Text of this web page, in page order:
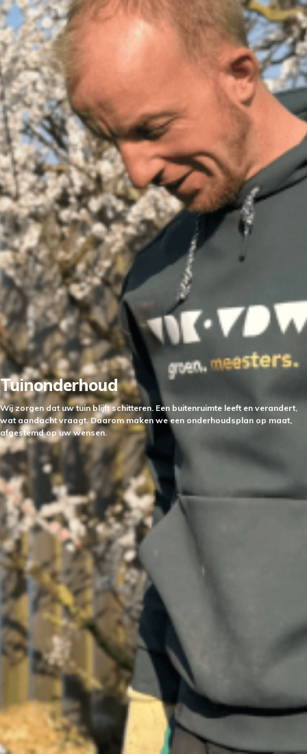
Tuinonderhoud
Wij zorgen dat uw tuin blijft schitteren. Een buitenruimte leeft en verandert,
wat aandacht vraagt. Daarom maken we een onderhoudsplan op maat,
afgestemd op uw wensen.